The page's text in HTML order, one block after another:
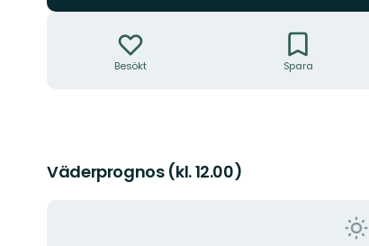
Besökt Spara
Väderprognos (kl. 12.00)